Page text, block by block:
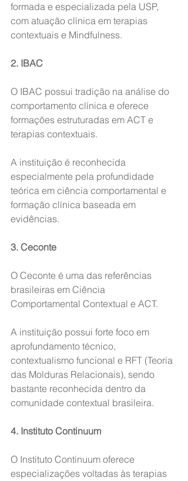
formada e especializada pela USP,
com atuação clínica em terapias
contextuais e Mindfulness.
2. IBAC
O IBAC possui tradição na análise do
comportamento clínica e oferece
formações estruturadas em ACT e
terapias contextuais.
A instituição é reconhecida
especialmente pela profundidade
teórica em ciência comportamental e
formação clínica baseada em
evidências.
3. Ceconte
O Ceconte é uma das referências
brasileiras em Ciência
Comportamental Contextual e ACT.
A instituição possui forte foco em
aprofundamento técnico,
contextualismo funcional e RFT (Teoria
das Molduras Relacionais), sendo
bastante reconhecida dentro da
comunidade contextual brasileira.
4. Instituto Continuum
O Instituto Continuum oferece
especializações voltadas às terapias